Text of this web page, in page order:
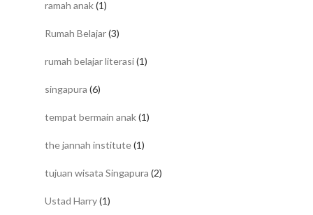
ramah anak(1)
Rumah Belajar(3)
rumah belajar literasi(1)
singapura (6)
tempat bermain anak(1)
the jannah institute(1)
tujuan wisata Singapura (2)
Ustad Harry(1)